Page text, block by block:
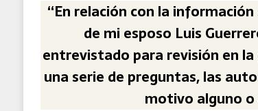
“En relación con la
de mi esposo Luis
entrevistado para revisión en
una serie de preguntas, las
motivo alguno o